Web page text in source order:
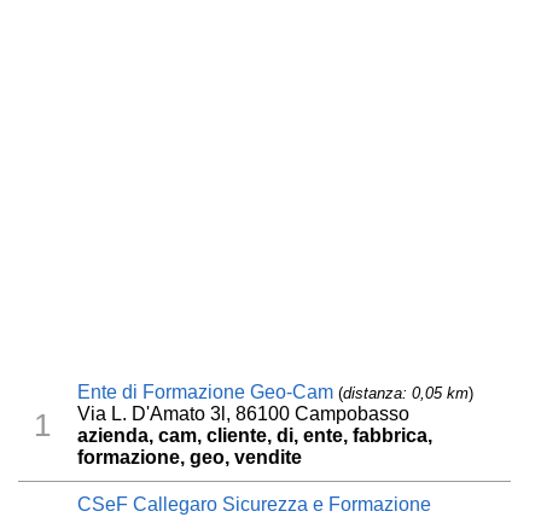
1
Ente di Formazione Geo-Cam (distanza: 0,05 km)
Via L. D'Amato 3l, 86100 Campobasso
azienda, cam, cliente, di, ente, fabbrica,
formazione, geo, vendite
CSeF Callegaro Sicurezza e Formazione